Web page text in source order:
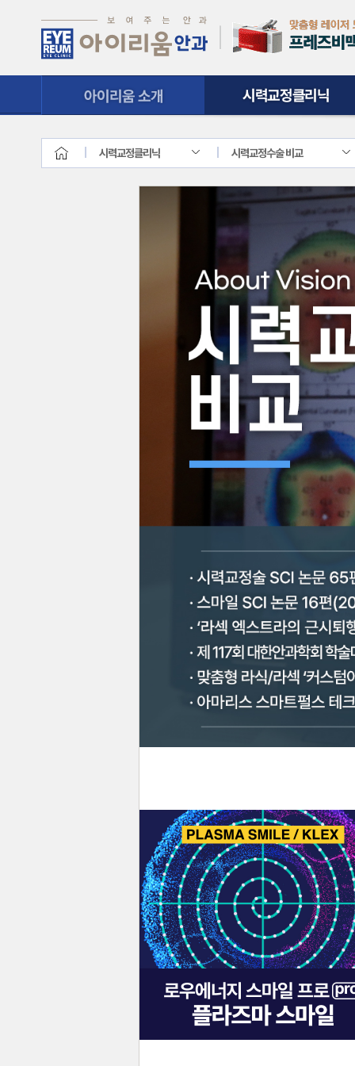
시력교정클리닉 질환클리닉
시력교정클리닉 시력교정수술 비교